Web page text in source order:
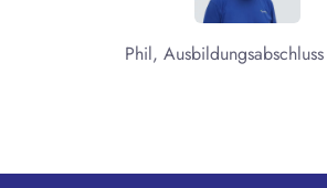
Phil,